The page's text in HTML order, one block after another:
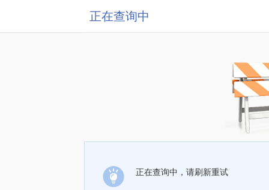
正在查询中
正在查询中，请刷新重试